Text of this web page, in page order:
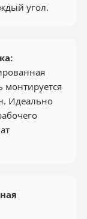
угол.
монтируется
Идеально